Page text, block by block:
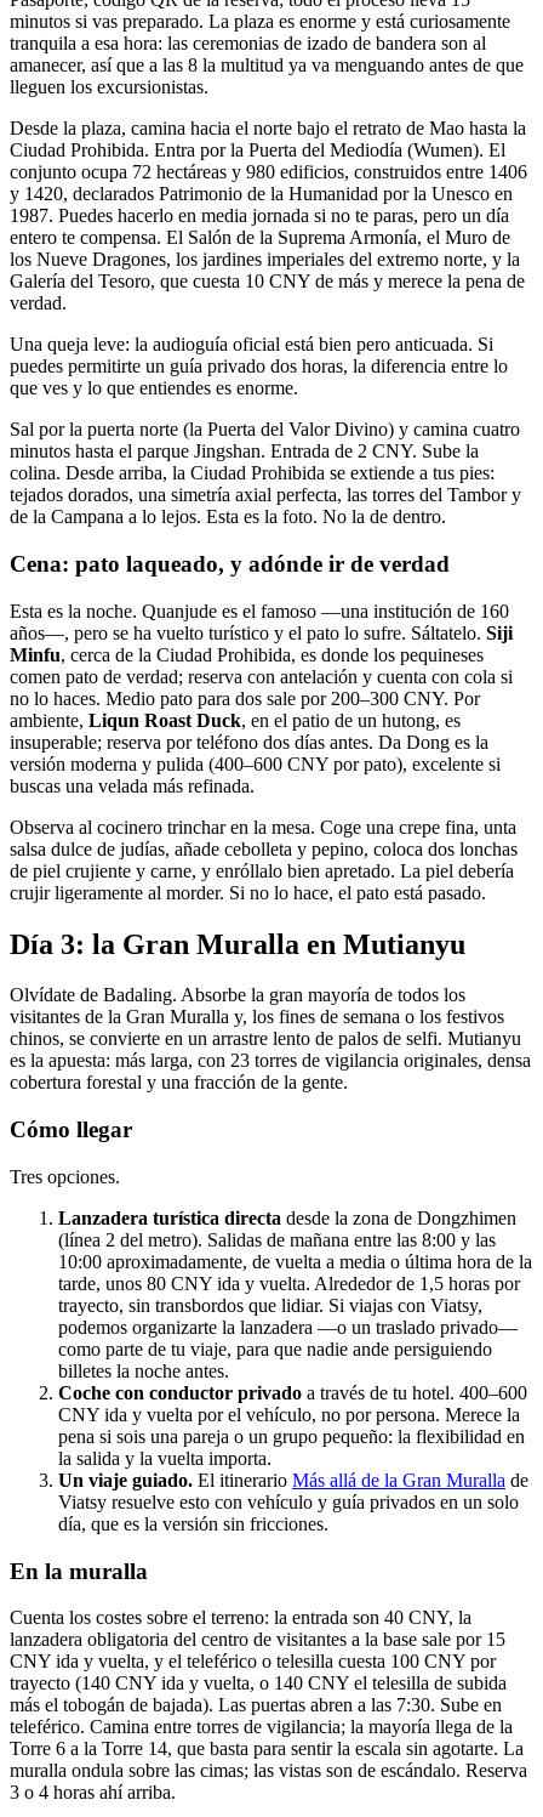
minutos si vas preparado. La plaza es enorme y está curiosamente
tranquila a esa hora: las ceremonias de izado de bandera son al
amanecer, así que a las 8 la multitud ya va menguando antes de que
lleguen los excursionistas.
Desde la plaza, camina hacia el norte bajo el retrato de Mao hasta la
Ciudad Prohibida. Entra por la Puerta del Mediodía (Wumen). El
conjunto ocupa 72 hectáreas y 980 edificios, construidos entre 1406
y 1420, declarados Patrimonio de la Humanidad por la Unesco en
1987. Puedes hacerlo en media jornada si no te paras, pero un día
entero te compensa. El Salón de la Suprema Armonía, el Muro de
los Nueve Dragones, los jardines imperiales del extremo norte, y la
Galería del Tesoro, que cuesta 10 CNY de más y merece la pena de
verdad.
Una queja leve: la audioguía oficial está bien pero anticuada. Si
puedes permitirte un guía privado dos horas, la diferencia entre lo
que ves y lo que entiendes es enorme.
Sal por la puerta norte (la Puerta del Valor Divino) y camina cuatro
minutos hasta el parque Jingshan. Entrada de 2 CNY. Sube la
colina. Desde arriba, la Ciudad Prohibida se extiende a tus pies:
tejados dorados, una simetría axial perfecta, las torres del Tambor y
de la Campana a lo lejos. Esta es la foto. No la de dentro.
Cena: pato laqueado, y adónde ir de verdad
Esta es la noche. Quanjude es el famoso —una institución de 160
años—, pero se ha vuelto turístico y el pato lo sufre. Sáltatelo. Siji
Minfu, cerca de la Ciudad Prohibida, es donde los pequineses
comen pato de verdad; reserva con antelación y cuenta con cola si
no lo haces. Medio pato para dos sale por 200–300 CNY. Por
ambiente, Liqun Roast Duck, en el patio de un hutong, es
insuperable; reserva por teléfono dos días antes. Da Dong es la
versión moderna y pulida (400–600 CNY por pato), excelente si
buscas una velada más refinada.
Observa al cocinero trinchar en la mesa. Coge una crepe fina, unta
salsa dulce de judías, añade cebolleta y pepino, coloca dos lonchas
de piel crujiente y carne, y enróllalo bien apretado. La piel debería
crujir ligeramente al morder. Si no lo hace, el pato está pasado.
Día 3: la Gran Muralla en Mutianyu
Olvídate de Badaling. Absorbe la gran mayoría de todos los
visitantes de la Gran Muralla y, los fines de semana o los festivos
chinos, se convierte en un arrastre lento de palos de selfi. Mutianyu
es la apuesta: más larga, con 23 torres de vigilancia originales, densa
cobertura forestal y una fracción de la gente.
Cómo llegar
Tres opciones.
Lanzadera turística directa desde la zona de Dongzhimen
(línea 2 del metro). Salidas de mañana entre las 8:00 y las
10:00 aproximadamente, de vuelta a media o última hora de la
tarde, unos 80 CNY ida y vuelta. Alrededor de 1,5 horas por
trayecto, sin transbordos que lidiar. Si viajas con Viatsy,
podemos organizarte la lanzadera —o un traslado privado—
como parte de tu viaje, para que nadie ande persiguiendo
billetes la noche antes.
Coche con conductor privado a través de tu hotel. 400–600
CNY ida y vuelta por el vehículo, no por persona. Merece la
pena si sois una pareja o un grupo pequeño: la flexibilidad en
la salida y la vuelta importa.
Un viaje guiado. El itinerario Más allá de la Gran Muralla de
Viatsy resuelve esto con vehículo y guía privados en un solo
día, que es la versión sin fricciones.
En la muralla
Cuenta los costes sobre el terreno: la entrada son 40 CNY, la
lanzadera obligatoria del centro de visitantes a la base sale por 15
CNY ida y vuelta, y el teleférico o telesilla cuesta 100 CNY por
trayecto (140 CNY ida y vuelta, o 140 CNY el telesilla de subida
más el tobogán de bajada). Las puertas abren a las 7:30. Sube en
teleférico. Camina entre torres de vigilancia; la mayoría llega de la
Torre 6 a la Torre 14, que basta para sentir la escala sin agotarte. La
muralla ondula sobre las cimas; las vistas son de escándalo. Reserva
3 o 4 horas ahí arriba.